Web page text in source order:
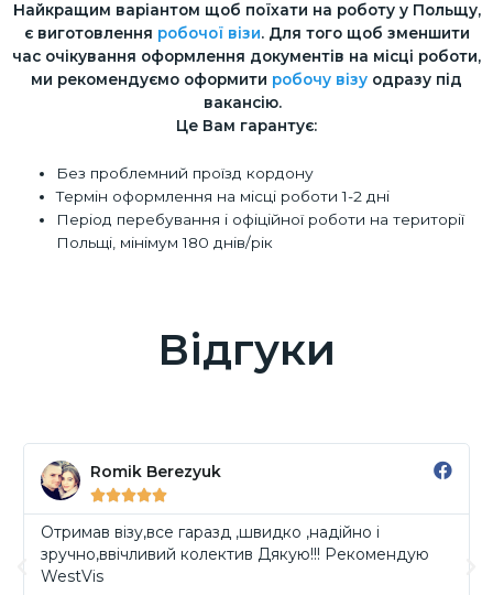
Найкращим варіантом щоб поїхати на роботу у Польщу,
є виготовлення робочої візи. Для того щоб зменшити
час очікування оформлення документів на місці роботи,
ми рекомендуємо оформити робочу візу одразу під
вакансію.
Це Вам гарантує:
Без проблемний проїзд кордону
Термін оформлення на місці роботи 1-2 дні
Період перебування і офіційної роботи на території
Польщі, мінімум 180 днів/рік
Відгуки
Romik Berezyuk

Отримав візу,все гаразд ,швидко ,надійно і
зручно,ввічливий колектив Дякую!!! Рекомендую
WestVis